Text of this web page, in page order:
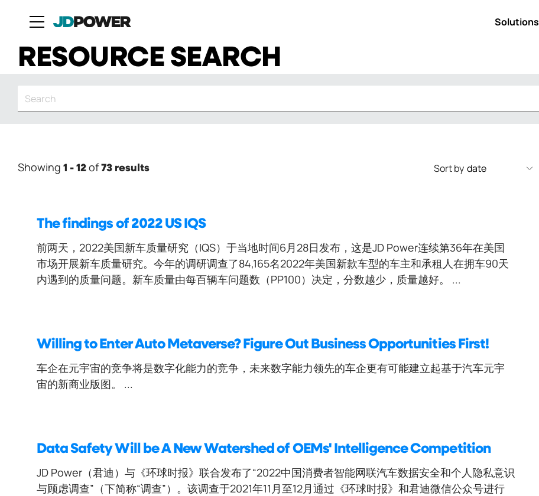
UTILITY
Solutions
RESOURCE SEARCH
Showing 1 - 12 of73 results Sort by
The findings of 2022 US IQS
前两天，2022美国新车质量研究（IQS）于当地时间6月28日发布，这是JD Power连续第36年在美国
市场开展新车质量研究。今年的调研调查了84,165名2022年美国新款车型的车主和承租人在拥车90天
内遇到的质量问题。新车质量由每百辆车问题数（PP100）决定，分数越少，质量越好。 ...
Willing to Enter Auto Metaverse? Figure Out Business Opportunities First!
车企在元宇宙的竞争将是数字化能力的竞争，未来数字能力领先的车企更有可能建立起基于汽车元宇
宙的新商业版图。 ...
Data Safety Will be A New Watershed of OEMs' Intelligence Competition
JD Power（君迪）与《环球时报》联合发布了“2022中国消费者智能网联汽车数据安全和个人隐私意识
与顾虑调查”（下简称“调查”）。该调查于2021年11月至12月通过《环球时报》和君迪微信公众号进行